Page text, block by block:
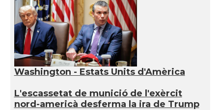
Washington - Estats Units d'Amèrica
L'escassetat de munició de l'exèrcit
nord-americà desferma la ira de Trump